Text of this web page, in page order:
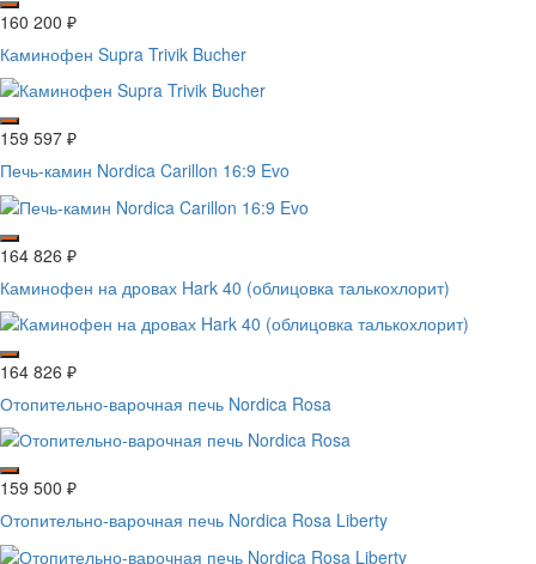
160 200 ₽
Каминофен Supra Trivik Bucher
159 597 ₽
Печь-камин Nordica Carillon 16:9 Evo
164 826 ₽
Каминофен на дровах Hark 40 (облицовка талькохлорит)
164 826 ₽
Отопительно-варочная печь Nordica Rosa
159 500 ₽
Отопительно-варочная печь Nordica Rosa Liberty